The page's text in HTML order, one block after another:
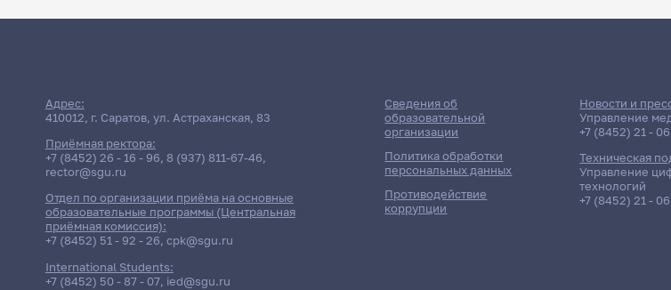
Адрес:
410012, г. Саратов, ул. Астраханская, 83
Приёмная ректора:
+7 (8452) 26 - 16 - 96, 8 (937) 811-67-46,
rector@sgu.ru
Отдел по организации приёма на основные
образовательные программы (Центральная
приёмная комиссия):
+7 (8452) 51 - 92 - 26, cpk@sgu.ru
International Students:
+7 (8452) 50 - 87 - 07, ied@sgu.ru
Сведения об
образовательной
организации
Политика обработки
персональных данных
Противодействие
коррупции
Новости и
Управление
+7 (8452) 21 -
Техническая
Управление
технологий
+7 (8452) 21 -